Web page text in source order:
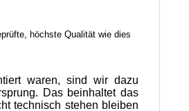
höchste Qualität wie dies
waren, sind wir dazu
Das beinhaltet das
technisch stehen bleiben